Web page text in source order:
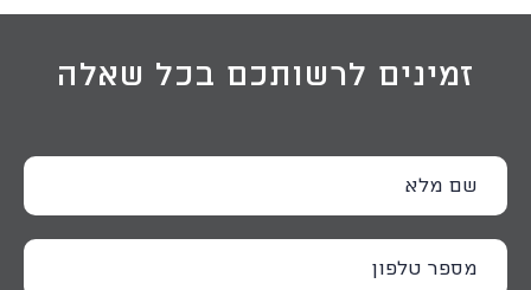
זמינים לרשותכם בכל שאלה